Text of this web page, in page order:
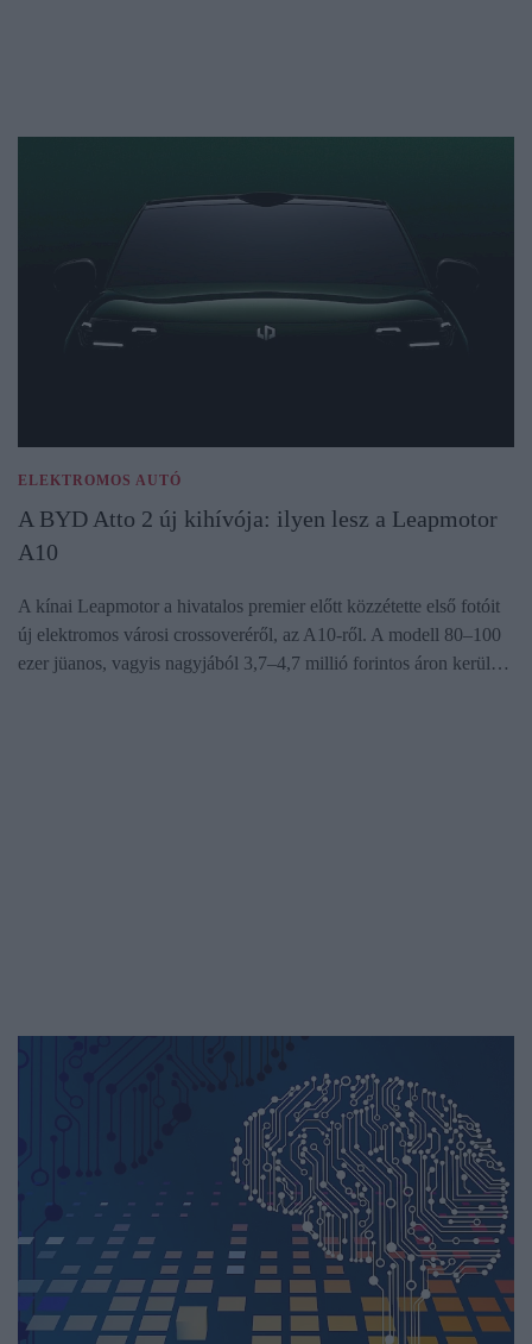
ELEKTROMOS AUTÓ
A BYD Atto 2 új kihívója: ilyen lesz a Leapmotor
A10
A kínai Leapmotor a hivatalos premier előtt közzétette első fotóit
új elektromos városi crossoveréről, az A10-ről. A modell 80–100
ezer jüanos, vagyis nagyjából 3,7–4,7 millió forintos áron kerül…